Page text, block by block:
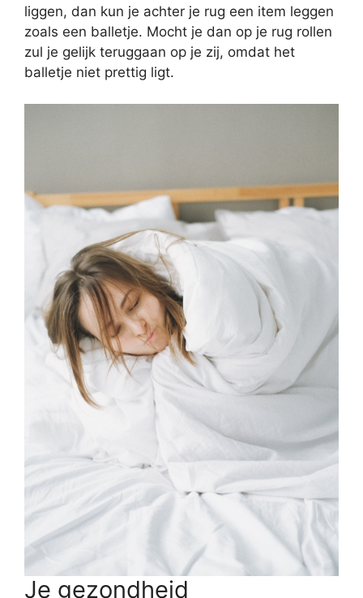
liggen, dan kun je achter je rug een item leggen
zoals een balletje. Mocht je dan op je rug rollen
zul je gelijk teruggaan op je zij, omdat het
balletje niet prettig ligt.
Je gezondheid